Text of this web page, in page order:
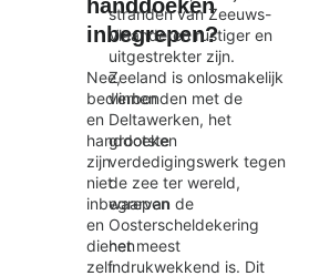
handdoeken
inbegrepen?
Nee,
bedlinnen
en
handdoeken
zijn
niet
inbegrepen
en
dienen
zelf
stranden van Zeeuws-
Vlaanderen rustiger en
uitgestrekter zijn.
Zeeland is onlosmakelijk
verbonden met de
Deltawerken, het
grootste
verdedigingswerk tegen
de zee ter wereld,
waarvan de
Oosterscheldekering
het meest
indrukwekkend is. Dit